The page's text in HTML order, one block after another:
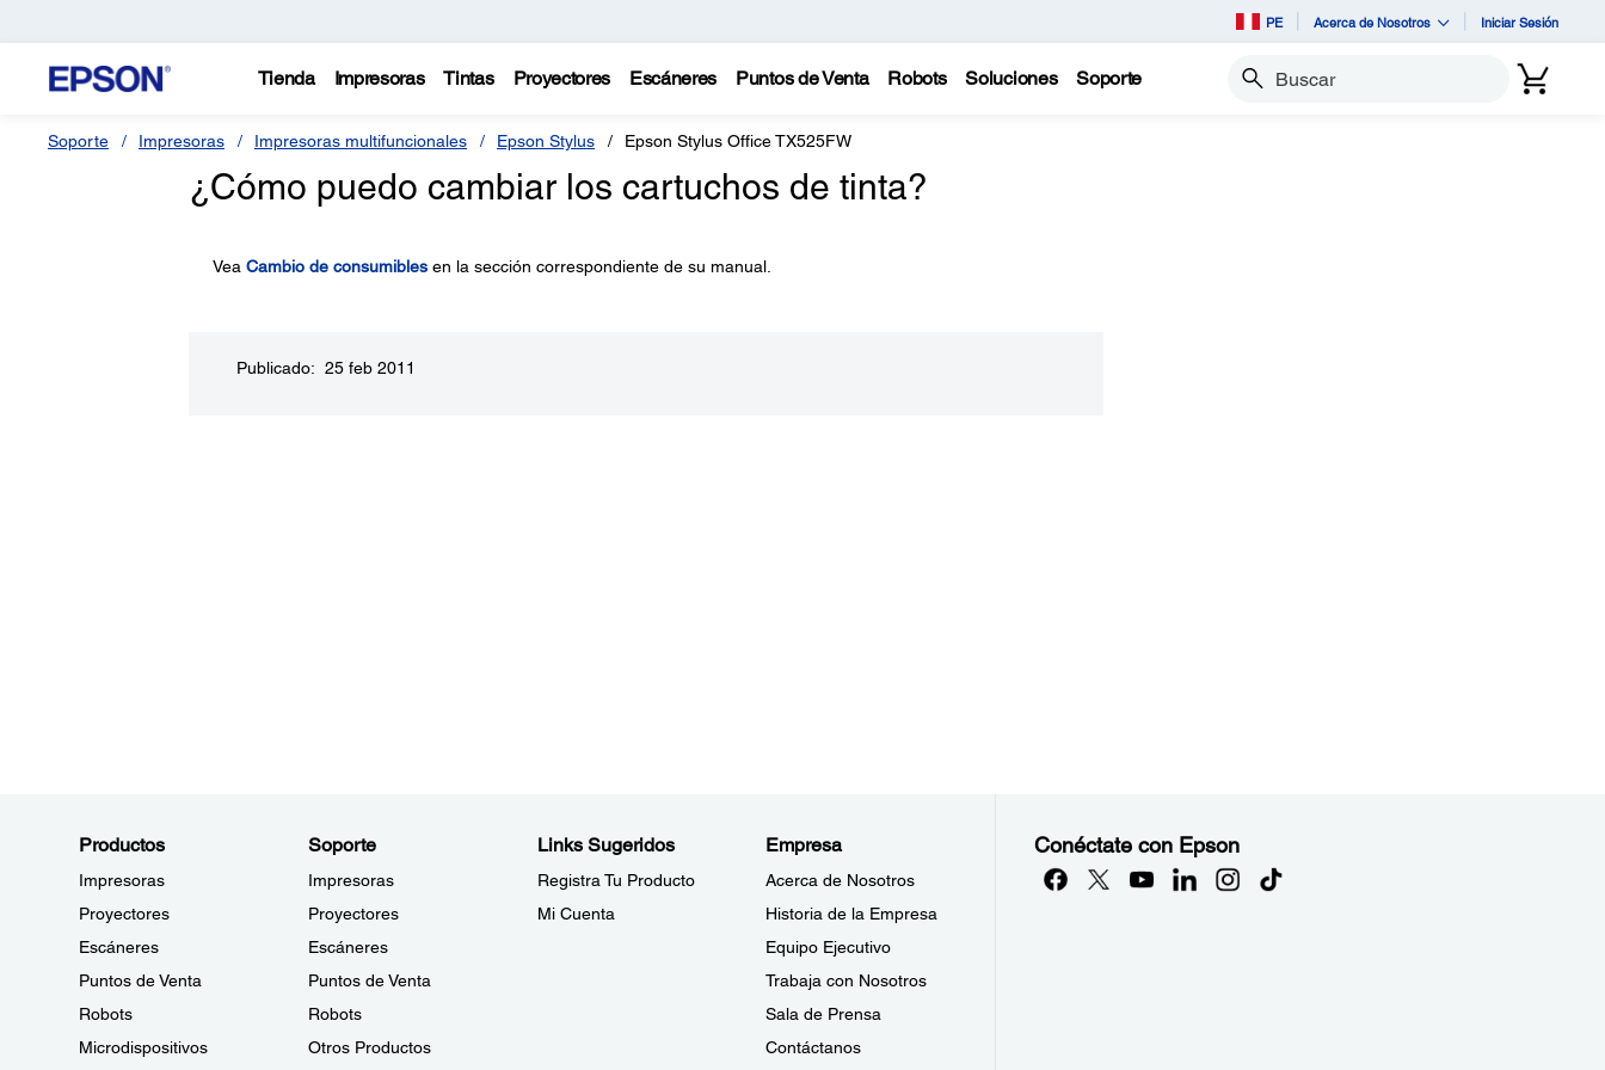
PE Acerca de Nosotros Iniciar Sesión
Tienda Impresoras Tintas Proyectores Escáneres Puntos de Venta Robots Soluciones Soporte Buscar
Soporte Impresoras Impresoras multifuncionales Epson Stylus Epson Stylus Office TX525FW
¿Cómo puedo cambiar los cartuchos de tinta?
Vea Cambio de consumiblesen la sección correspondiente de su manual.
Publicado: 25 feb 2011
Productos
Impresoras
Proyectores
Escáneres
Puntos de Venta
Robots
Microdispositivos
Soporte
Impresoras
Proyectores
Escáneres
Puntos de Venta
Robots
Otros Productos
Links Sugeridos
Registra Tu Producto
Mi Cuenta
Empresa
Acerca de Nosotros
Historia de la Empresa
Equipo Ejecutivo
Trabaja con Nosotros
Sala de Prensa
Contáctanos
Conéctate con Epson